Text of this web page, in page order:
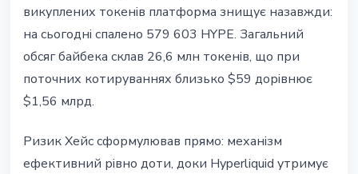
викуплених токенів платформа знищує назавжди:
на сьогодні спалено 579 603 HYPE. Загальний
обсяг байбека склав 26,6 млн токенів, що при
поточних котируваннях близько $59 дорівнює
$1,56 млрд.
Ризик Хейс сформулював прямо: механізм
ефективний рівно доти, доки Hyperliquid утримує